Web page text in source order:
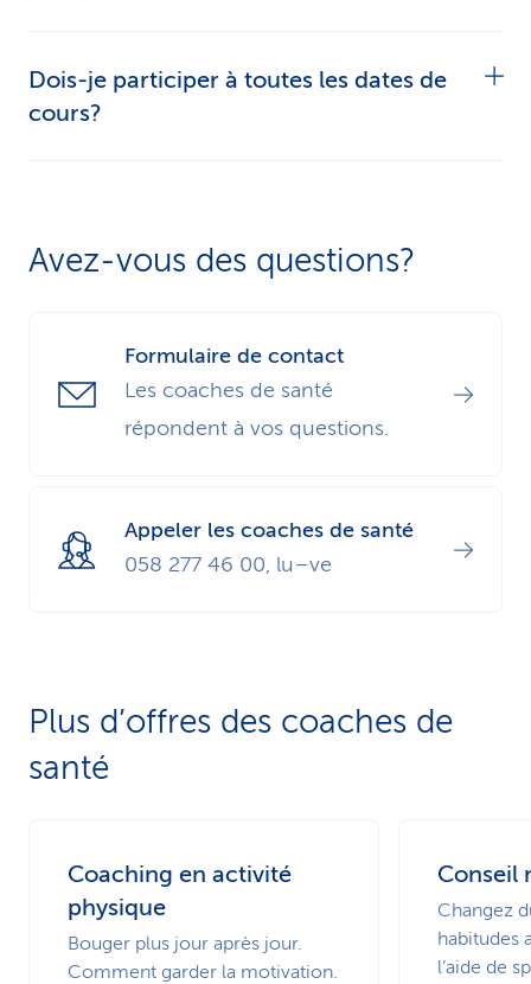
le nombre de participant/es est de 15 personnes
suffisamment tôt.
Dois-je participer à toutes les dates de
cours?
participer à toutes les dates de cours.
Avez-vous des questions?
Formulaire de contact
Les coaches de santé
répondent à vos questions.
Appeler les coaches de santé
058 277 46 00, lu–ve
Plus d’offres des coaches de
santé
Coaching en activité
physique
Bouger plus jour après jour.
Comment garder la motivation.
Conseil
Changez
habitudes
l’aide de